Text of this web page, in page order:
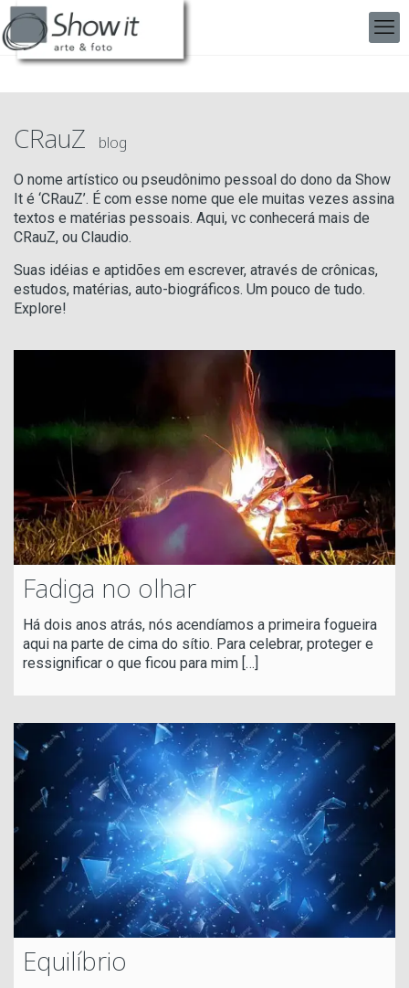
CRauZ blog
O nome artístico ou pseudônimo pessoal do dono da Show
It é ‘CRauZ’. É com esse nome que ele muitas vezes assina
textos e matérias pessoais. Aqui, vc conhecerá mais de
CRauZ, ou Claudio.
Suas idéias e aptidões em escrever, através de crônicas,
estudos, matérias, auto-biográficos. Um pouco de tudo.
Explore!
Fadiga no olhar
Há dois anos atrás, nós acendíamos a primeira fogueira
aqui na parte de cima do sítio. Para celebrar, proteger e
ressignificar o que ficou para mim […]
Equilíbrio